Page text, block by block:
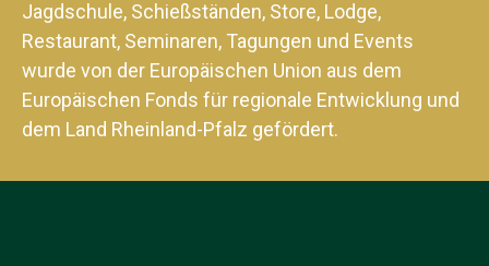
Jagdschule, Schießständen, Store, Lodge,
Restaurant, Seminaren, Tagungen und Events
wurde von der Europäischen Union aus dem
Europäischen Fonds für regionale Entwicklung und
dem Land Rheinland-Pfalz gefördert.